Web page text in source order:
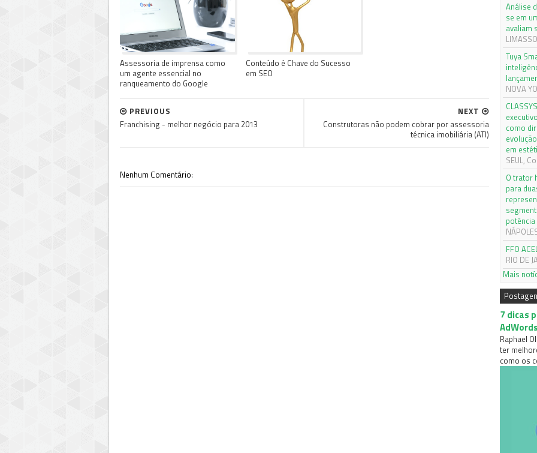
Assessoria de imprensa como
um agente essencial no
ranqueamento do Google
Conteúdo é Chave do Sucesso
em SEO
NEXT
Construtoras não podem cobrar por assessoria
técnica imobiliária (ATI)
PREVIOUS
Franchising - melhor negócio para 2013
Nenhum Comentário:
Análise
se em
avaliam
Tuya
NOVA
como
em
SEUL,
O trator
para
potência
FFO
RIO DE
Mais
7 dicas
Raphael
ter
como os